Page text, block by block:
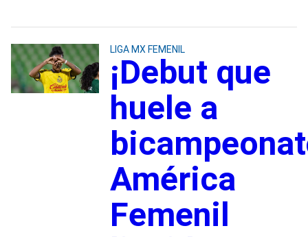
LIGA MX FEMENIL
¡Debut que
huele a
América
Femenil